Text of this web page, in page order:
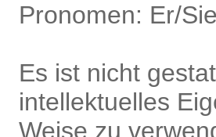
Pronomen: Er/
Es ist nicht
intellektuelles
Weise zu